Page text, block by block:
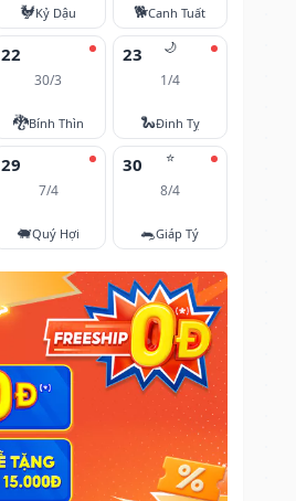
🐓Kỷ Dậu 🐕Canh Tuất
22
30/3
🐉Bính Thìn
🌙
23
1/4
🐍Đinh Tỵ
29
7/4
🐖Quý Hợi
⭐
30
8/4
🐀Giáp Tý